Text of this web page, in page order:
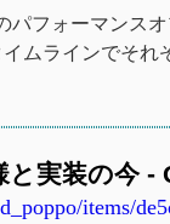
パフォーマンスオ
ムラインでそれ
実装の今 -
items/